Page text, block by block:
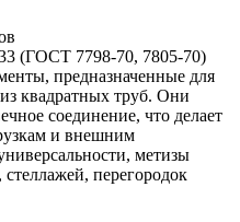
(ГОСТ 7798-70, 7805-70)
предназначенные для
квадратных труб. Они
соединение, что делает
и внешним
метизы
стеллажей, перегородок